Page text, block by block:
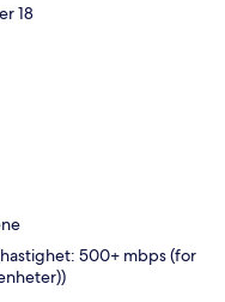
18
500+ mbps (for